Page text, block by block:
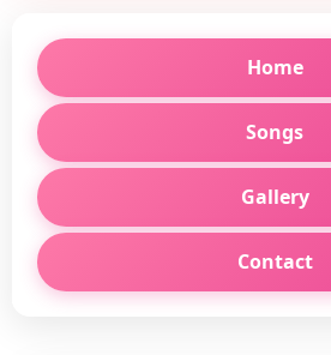
Home
Songs
Gallery
Contact